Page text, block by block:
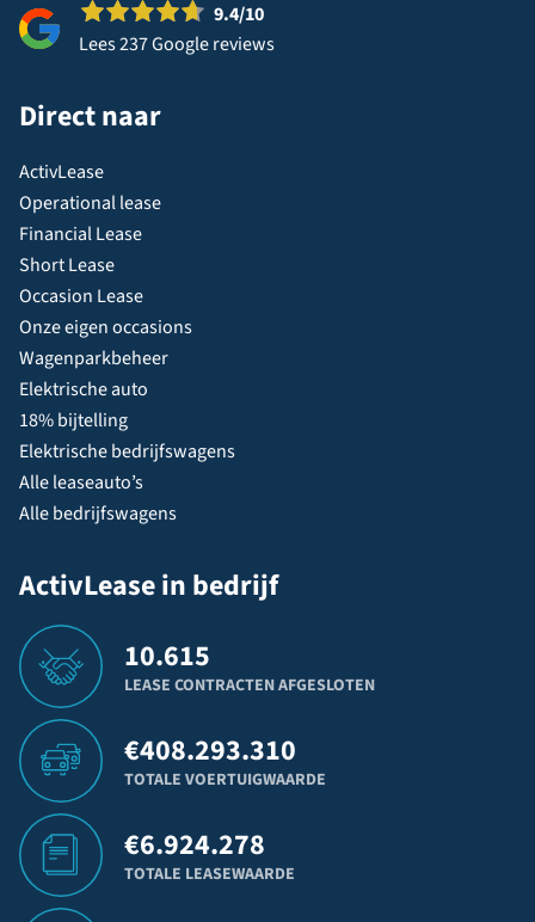
9.4/10
Lees 237 Google reviews
Direct naar
ActivLease
Operational lease
Financial Lease
Short Lease
Occasion Lease
Onze eigen occasions
Wagenparkbeheer
Elektrische auto
18% bijtelling
Elektrische bedrijfswagens
Alle leaseauto’s
Alle bedrijfswagens
ActivLease in bedrijf
10.615
LEASE CONTRACTEN AFGESLOTEN
€408.293.310
TOTALE VOERTUIGWAARDE
€6.924.278
TOTALE LEASEWAARDE